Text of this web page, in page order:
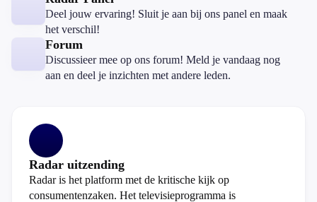
Deel jouw ervaring! Sluit je aan bij ons panel en maak
het verschil!
Forum
Discussieer mee op ons forum! Meld je vandaag nog
aan en deel je inzichten met andere leden.
Radar uitzending
Radar is het platform met de kritische kijk op
consumentenzaken. Het televisieprogramma is